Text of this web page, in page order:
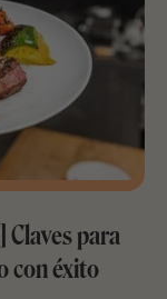
Claves para
con éxito